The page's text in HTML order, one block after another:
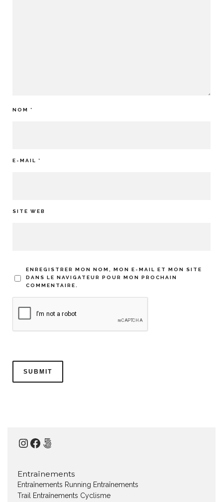
NOM *
E-MAIL *
SITE WEB
ENREGISTRER MON NOM, MON E-MAIL ET MON SITE
DANS LE NAVIGATEUR POUR MON PROCHAIN
COMMENTAIRE.
Instagram
Facebook
500px
Entraînements
Entraînements Running Entraînements
Trail
Entraînements Cyclisme